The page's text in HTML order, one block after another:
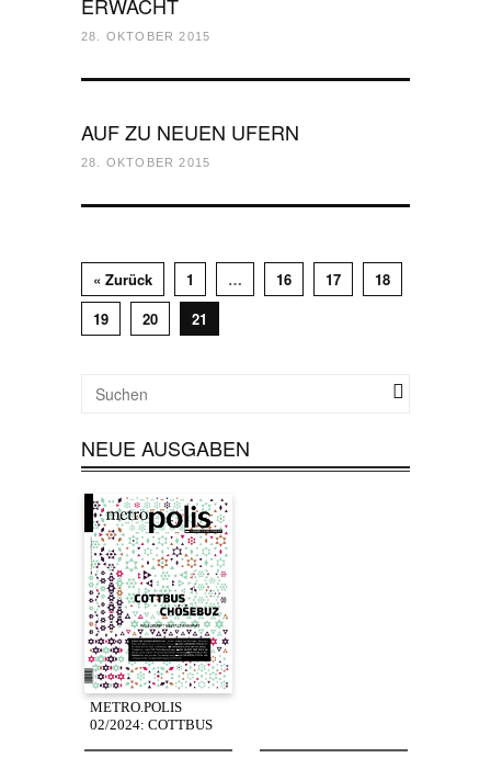
28. OKTOBER 2015
AUF ZU NEUEN UFERN
28. OKTOBER 2015
« Zurück 1 … 16 17
18
19
20 21
NEUE AUSGABEN
METRO.POLIS
02/2024: COTTBUS